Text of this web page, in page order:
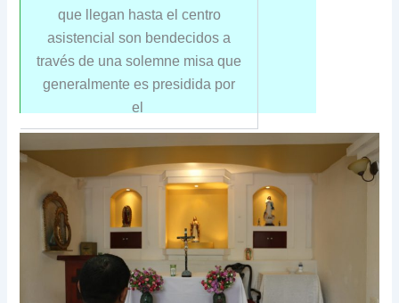
que llegan hasta el centro
asistencial son bendecidos a
través de una solemne misa que
generalmente es presidida por
el